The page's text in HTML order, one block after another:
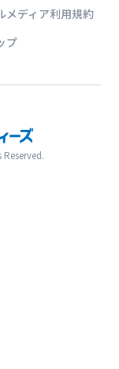
メディア利用規約
プ